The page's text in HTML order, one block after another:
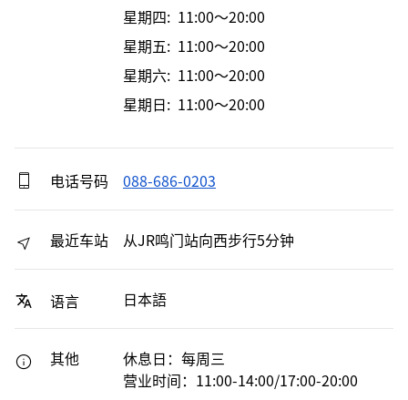
星期四: 11:00～20:00
星期五: 11:00～20:00
星期六: 11:00～20:00
星期日: 11:00～20:00
电话号码 088-686-0203
最近车站 从JR鸣门站向西步行5分钟
语言 日本語
其他
休息日：每周三
营业时间：11:00-14:00/17:00-20:00